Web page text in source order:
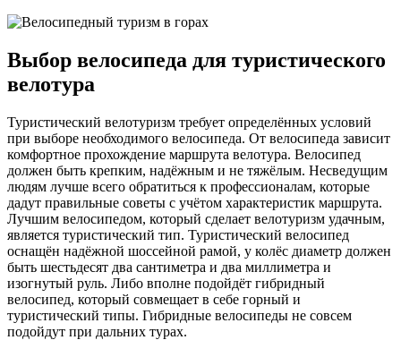
Выбор велосипеда для туристического
велотура
Туристический велотуризм требует определённых условий
при выборе необходимого велосипеда. От велосипеда зависит
комфортное прохождение маршрута велотура. Велосипед
должен быть крепким, надёжным и не тяжёлым. Несведущим
людям лучше всего обратиться к профессионалам, которые
дадут правильные советы с учётом характеристик маршрута.
Лучшим велосипедом, который сделает велотуризм удачным,
является туристический тип. Туристический велосипед
оснащён надёжной шоссейной рамой, у колёс диаметр должен
быть шестьдесят два сантиметра и два миллиметра и
изогнутый руль. Либо вполне подойдёт гибридный
велосипед, который совмещает в себе горный и
туристический типы. Гибридные велосипеды не совсем
подойдут при дальних турах.